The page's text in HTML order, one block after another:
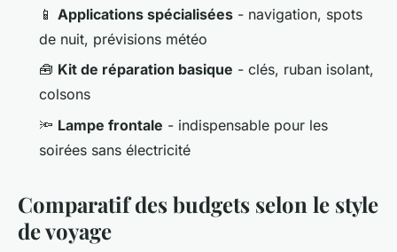
📱 Applications spécialisées - navigation, spots
de nuit, prévisions météo
🧰 Kit de réparation basique - clés, ruban isolant,
colsons
🔦 Lampe frontale - indispensable pour les
soirées sans électricité
Comparatif des budgets selon le style
de voyage